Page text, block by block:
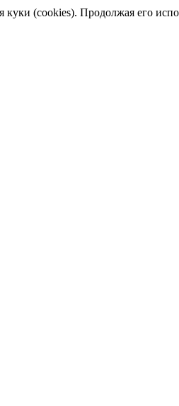
(cookies). Продолжая его